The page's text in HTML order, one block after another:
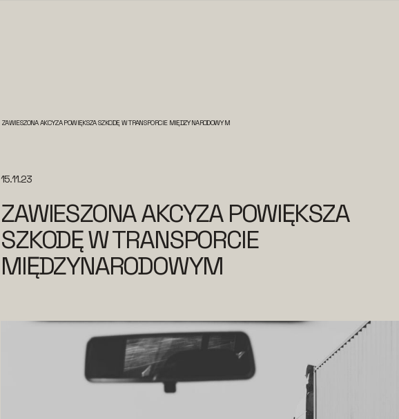
ZAWIESZONA AKCYZA POWIĘKSZA SZKODĘ W TRANSPORCIE MIĘDZYNARODOWYM
15.11.23
ZAWIESZONA AKCYZA POWIĘKSZA
SZKODĘ W TRANSPORCIE
MIĘDZYNARODOWYM